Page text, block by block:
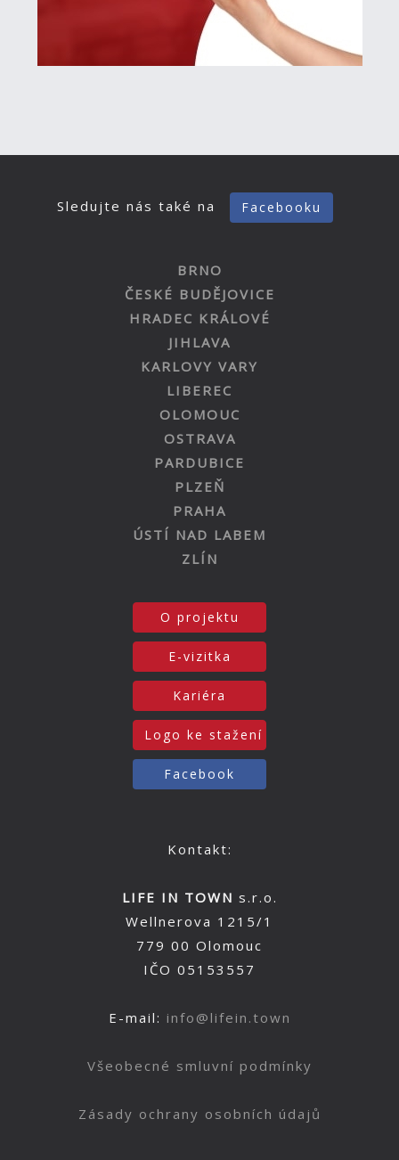
Sledujte nás také na Facebooku
BRNO
ČESKÉ BUDĚJOVICE
HRADEC KRÁLOVÉ
JIHLAVA
KARLOVY VARY
LIBEREC
OLOMOUC
OSTRAVA
PARDUBICE
PLZEŇ
PRAHA
ÚSTÍ NAD LABEM
ZLÍN
O projektu
E-vizitka
Kariéra
Logo ke stažení
Facebook
Kontakt:
LIFE IN TOWN s.r.o.
Wellnerova 1215/1
779 00 Olomouc
IČO 05153557
E-mail: info@lifein.town
Všeobecné smluvní podmínky
Zásady ochrany osobních údajů